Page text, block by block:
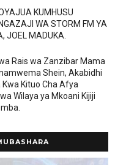
KUMHUSU
WA STORM FM YA
JOEL MADUKA.
Rais wa Zanzibar Mama
Shein, Akabidhi
Kituo Cha Afya
Wilaya ya Mkoani Kijiji